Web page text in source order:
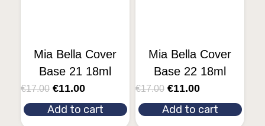
Mia Bella Cover
Base 21 18ml
€17.00 €11.00
Add to cart
Mia Bella Cover
Base 22 18ml
€17.00 €11.00
Add to cart